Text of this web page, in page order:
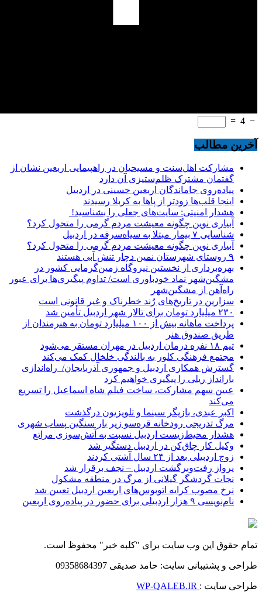
−
4
=
آخرین مطالب
مشارکت اهل‌سنت و مسیحیان در راهپیمایی اربعین نشان از
گفتمان مشترک ظلم‌ستیزی آن دارد
پیاده‌روی جاماندگان اربعین حسینی در اردبیل
اینجا قلب‌ها زودتر از پاها به کربلا رسیدند
هشدار امنیتی: سایت‌های جعلی را بشناسید!
آبیاری نوین چگونه معیشت مردم گرمی را متحول کرد؟
شناسایی ۷ بیمار مبتلا به سیاه‌سرفه در اردبیل
آبیاری نوین چگونه معیشت مردم گرمی را متحول کرد؟
۹ روستای شهرستان نمین دچار تنش آبی هستند
بهره‌برداری از نخستین نیروگاه زمین‌گرمایی کشور در
مشگین‌شهر نماد خودباوری است/ تداوم پیگیری‌ها برای عبور
راه‌آهن از مشگین‌شهر
سزارین در تاریخ‌های رُند خطرناک و غیر قانونی است
۲۳۰ میلیارد تومان برای تالار شهر اردبیل تأمین شد
پرداخت ماهانه بیش از ۱۰۰ میلیارد تومان به هنرمندان از
طریق صندوق هنر
تیم ۱۸ نفره درمان اردبیل در مهران مستقر می‌شود
مجتمع فرهنگی کلور به بالندگی خلخال کمک می‌کند
گسترش همکاری اردبیل و جمهوری آذربایجان/ راه‌اندازی
بارانداز ریلی را پیگیری خواهیم کرد
عیین سهم مشارکت، ساخت فیلم شاه‌ اسماعیل را تسریع
می‌کند
اکبر عبدی، بازیگر سینما و تلویزیون درگذشت
مرگ تدریجی رودخانه قره‌سو زیر بار سنگین پساب شهری
هشدار محیط‌زیست اردبیل نسبت به آتش‌سوزی مراتع
وکیل کار چاق‌کن در اردبیل دستگیر شد
زوج اردبیلی بعد از ۲۴ سال آشتی کردند
پرواز رفت‌وبرگشت اردبیل – نجف برقرار شد
نجات گردشگر گیلانی از مرگ در منطقه مشکول
نرخ مصوب کرایه اتوبوس‌های اربعین اردبیل تعیین شد
نام‌نویسی ۹ هزار اردبیلی برای حضور در پیاده‌روی اربعین
تمام حقوق این وب سایت برای "کلبه خبر" محفوظ است.
طراحی و پشتیبانی سایت: حامد صدیقی 09358684397
طراحی سایت :